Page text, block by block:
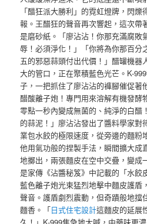
「醋狂派大勝利」的霓虹燈牌，閃
報。王醋狂的聲音再次響起，這次帶
是磨砂紙。「廖沾沾！你那充滿腐敗
辱！必須淨化！」「你將為你那百分
五的邪惡蒜頭付出代價！」醋罐機器
大的管口，正在聚積藍色光芒。K-
子，一把抓住了廖沾沾的褲腳催促著
醋酸離子炮！專門用來溶解有機發酵
零點一秒內變成無菌的、純淨的白醋
的蒜泥！」廖沾沾發出了醬料學家對
業包水餃的極限速度，從旁邊的麵粉
他用氣功般的捏製手法，瞬間擴大成
地擲出，兩張麵皮在空中交疊，變成
是家傳《沾醬秘笈》中記載的「水餃
藍色離子炮光束猛烈地擊中麵皮護盾
聲音。護盾劇烈震動，但奇蹟般地擋
麵香。「日式住宅設計這麵皮的延展